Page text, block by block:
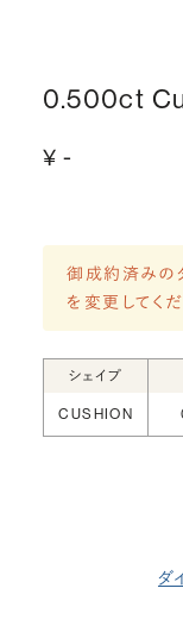
0.500ct
¥ -
御成約済みの
を変更してくだ
シェイプ
CUSHION
ダ